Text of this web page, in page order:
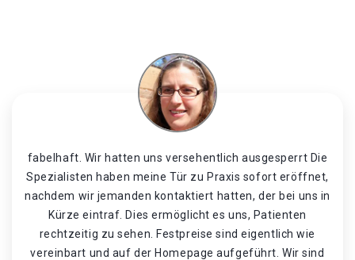
fabelhaft. Wir hatten uns versehentlich ausgesperrt Die
Spezialisten haben meine Tür zu Praxis sofort eröffnet,
nachdem wir jemanden kontaktiert hatten, der bei uns in
Kürze eintraf. Dies ermöglicht es uns, Patienten
rechtzeitig zu sehen. Festpreise sind eigentlich wie
vereinbart und auf der Homepage aufgeführt. Wir sind